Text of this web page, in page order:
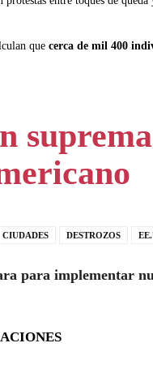
que cerca de mil 400
CIUDADES DESTROZOS
para implementar